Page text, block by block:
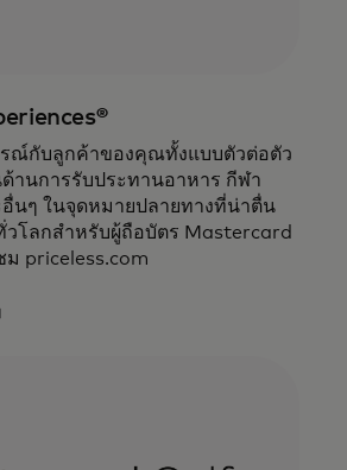
ณ์กับลูกค้าของคุณทั้งแบบตัวต่อตัว
านการรับประทานอาหาร กีฬา
อื่นๆ ในจุดหมายปลายทางที่น่าตื่น
วโลกสําหรับผู้ถือบัตร Mastercard
ม priceless.com
in a new tab